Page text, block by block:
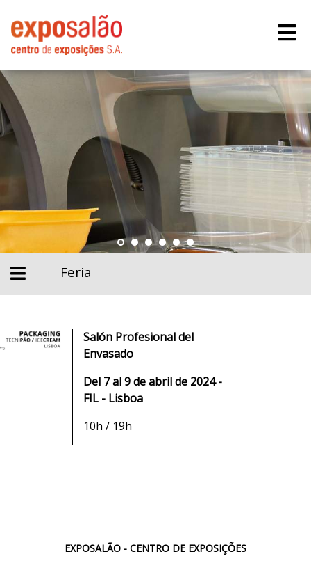
Feria
Salón Profesional del
Envasado
Del 7 al 9 de abril de 2024 -
FIL - Lisboa
10h / 19h
EXPOSALÃO - CENTRO DE EXPOSIÇÕES